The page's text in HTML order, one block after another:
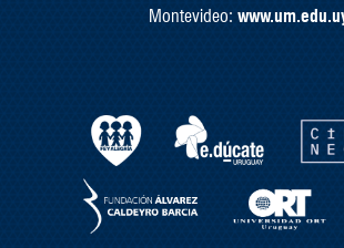
Montevideo: